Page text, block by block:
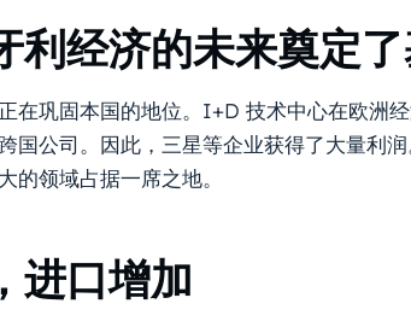
利经济的未来奠定
在巩固本国的地位。I+D 技术中心在欧洲
国公司。因此，三星等企业获得了大量利
的领域占据一席之地。
进口增加